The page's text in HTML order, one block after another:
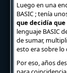
Luego en una
BASIC ; tenía
que decidía
lenguaje BASIC
de sumar,
esto era sobre lo
Por eso, años